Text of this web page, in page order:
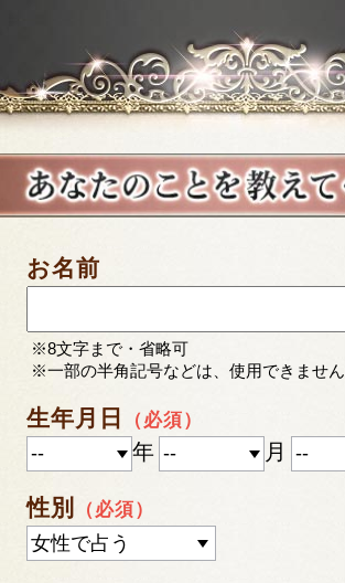
お名前
※8文字まで・省略可
※一部の半角記号などは、使用できません
生年月日 （必須）
年 月
性別 （必須）